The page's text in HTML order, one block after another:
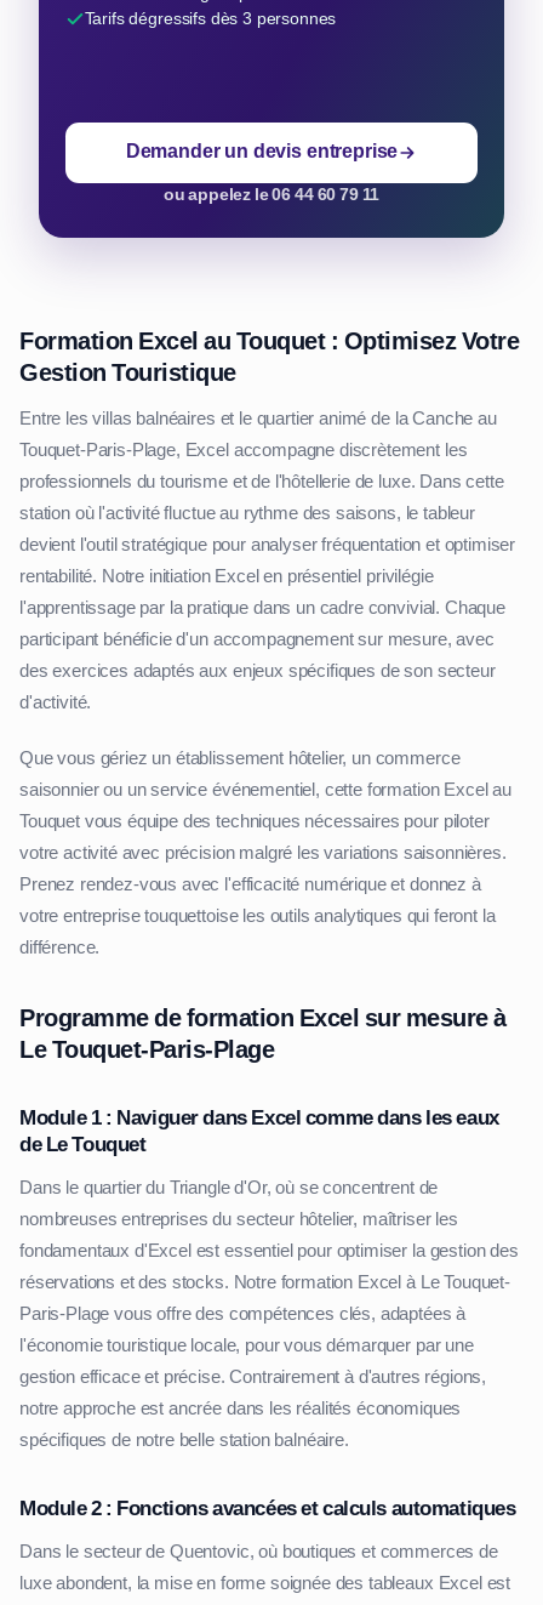
Tarifs dégressifs dès 3 personnes
Demander un devis entreprise
ou appelez le 06 44 60 79 11
Formation Excel au Touquet : Optimisez Votre
Gestion Touristique
Entre les villas balnéaires et le quartier animé de la Canche au
Touquet-Paris-Plage, Excel accompagne discrètement les
professionnels du tourisme et de l'hôtellerie de luxe. Dans cette
station où l'activité fluctue au rythme des saisons, le tableur
devient l'outil stratégique pour analyser fréquentation et optimiser
rentabilité. Notre initiation Excel en présentiel privilégie
l'apprentissage par la pratique dans un cadre convivial. Chaque
participant bénéficie d'un accompagnement sur mesure, avec
des exercices adaptés aux enjeux spécifiques de son secteur
d'activité.
Que vous gériez un établissement hôtelier, un commerce
saisonnier ou un service événementiel, cette formation Excel au
Touquet vous équipe des techniques nécessaires pour piloter
votre activité avec précision malgré les variations saisonnières.
Prenez rendez-vous avec l'efficacité numérique et donnez à
votre entreprise touquettoise les outils analytiques qui feront la
différence.
Programme de formation Excel sur mesure à
Le Touquet-Paris-Plage
Module 1 : Naviguer dans Excel comme dans les eaux
de Le Touquet
Dans le quartier du Triangle d'Or, où se concentrent de
nombreuses entreprises du secteur hôtelier, maîtriser les
fondamentaux d'Excel est essentiel pour optimiser la gestion des
réservations et des stocks. Notre formation Excel à Le Touquet-
Paris-Plage vous offre des compétences clés, adaptées à
l'économie touristique locale, pour vous démarquer par une
gestion efficace et précise. Contrairement à d'autres régions,
notre approche est ancrée dans les réalités économiques
spécifiques de notre belle station balnéaire.
Module 2 : Fonctions avancées et calculs automatiques
Dans le secteur de Quentovic, où boutiques et commerces de
luxe abondent, la mise en forme soignée des tableaux Excel est